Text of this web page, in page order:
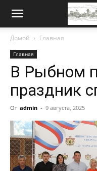
Новости
Евпатия
Домой Главная
Главная
В Рыбном
праздник
От admin - 9 августа, 2025